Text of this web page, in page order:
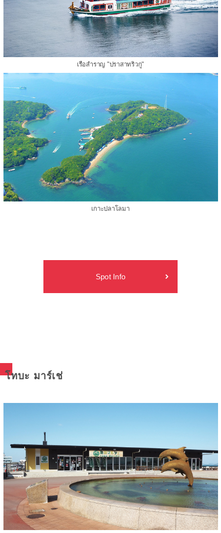
เรือสำราญ "ปราสาทริวกู"
เกาะปลาโลมา
Spot Info
โทบะ มาร์เช่